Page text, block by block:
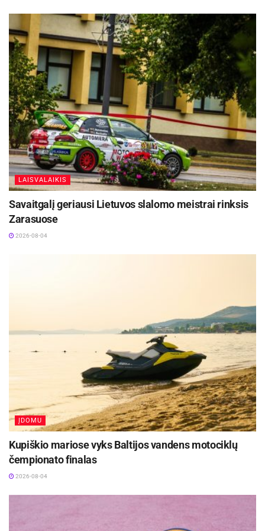
LAISVALAIKIS
Savaitgalį geriausi Lietuvos slalomo meistrai rinksis
Zarasuose
2026-08-04
ĮDOMU
Kupiškio mariose vyks Baltijos vandens motociklų
čempionato finalas
2026-08-04